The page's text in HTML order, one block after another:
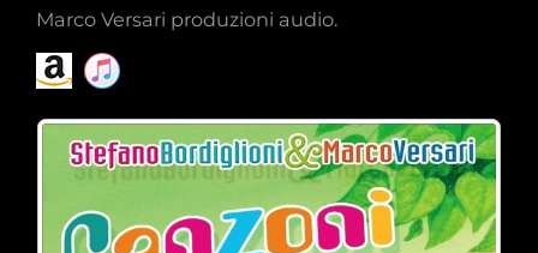
Marco Versari produzioni audio.